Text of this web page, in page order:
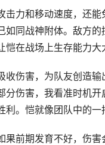
力和移动速度，还
同战神附体。敌方
在战场上生存能力大
伤害，为队友创造输
伤害，我看准时机
。恺就像团队中的一
前期发育不好，伤